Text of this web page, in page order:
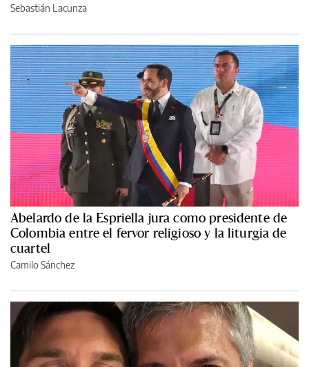
Sebastián Lacunza
Abelardo de la Espriella jura como presidente de
Colombia entre el fervor religioso y la liturgia de
cuartel
Camilo Sánchez